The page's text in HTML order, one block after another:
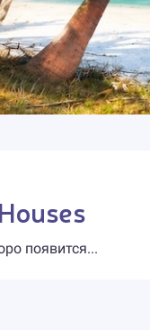
появится...